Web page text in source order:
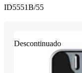
ID5551B/55
Descontinuado